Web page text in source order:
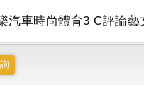
汽車時尚體育3 C評論藝